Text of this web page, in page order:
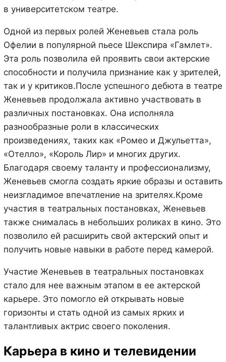
в университетском театре.
Одной из первых ролей Женевьев стала роль
Офелии в популярной пьесе Шекспира «Гамлет».
Эта роль позволила ей проявить свои актерские
способности и получила признание как у зрителей,
так и у критиков.После успешного дебюта в театре
Женевьев продолжала активно участвовать в
различных постановках. Она исполняла
разнообразные роли в классических
произведениях, таких как «Ромео и Джульетта»,
«Отелло», «Король Лир» и многих других.
Благодаря своему таланту и профессионализму,
Женевьев смогла создать яркие образы и оставить
неизгладимое впечатление на зрителях.Кроме
участия в театральных постановках, Женевьев
также снималась в небольших роликах в кино. Это
позволило ей расширить свой актерский опыт и
получить новые навыки в работе перед камерой.
Участие Женевьев в театральных постановках
стало для нее важным этапом в ее актерской
карьере. Это помогло ей открывать новые
горизонты и стать одной из самых ярких и
талантливых актрис своего поколения.
Карьера в кино и телевидении